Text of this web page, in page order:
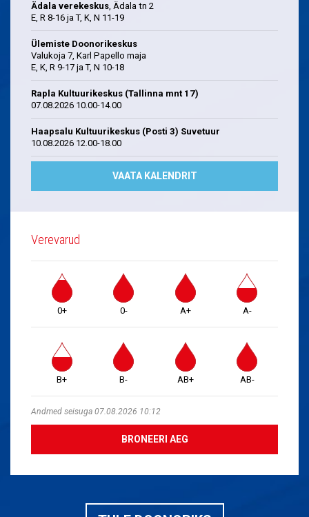
Ädala verekeskus, Ädala tn 2
E, R 8-16 ja T, K, N 11-19
Ülemiste Doonorikeskus
Valukoja 7, Karl Papello maja
E, K, R 9-17 ja T, N 10-18
Rapla Kultuurikeskus (Tallinna mnt 17)
07.08.2026 10.00-14.00
Haapsalu Kultuurikeskus (Posti 3) Suvetuur
10.08.2026 12.00-18.00
VAATA KALENDRIT
Verevarud
0+ 0- A+ A-
B+ B- AB+ AB-
Andmed seisuga 07.08.2026 10:12
BRONEERI AEG